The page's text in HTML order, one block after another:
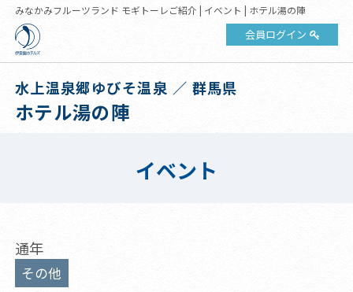
みなかみフルーツランド モギトーレご紹介 | イベント | ホテル湯の陣
会員ログイン
水上温泉郷ゆびそ温泉 ／ 群馬県
ホテル湯の陣
イベント
通年
その他